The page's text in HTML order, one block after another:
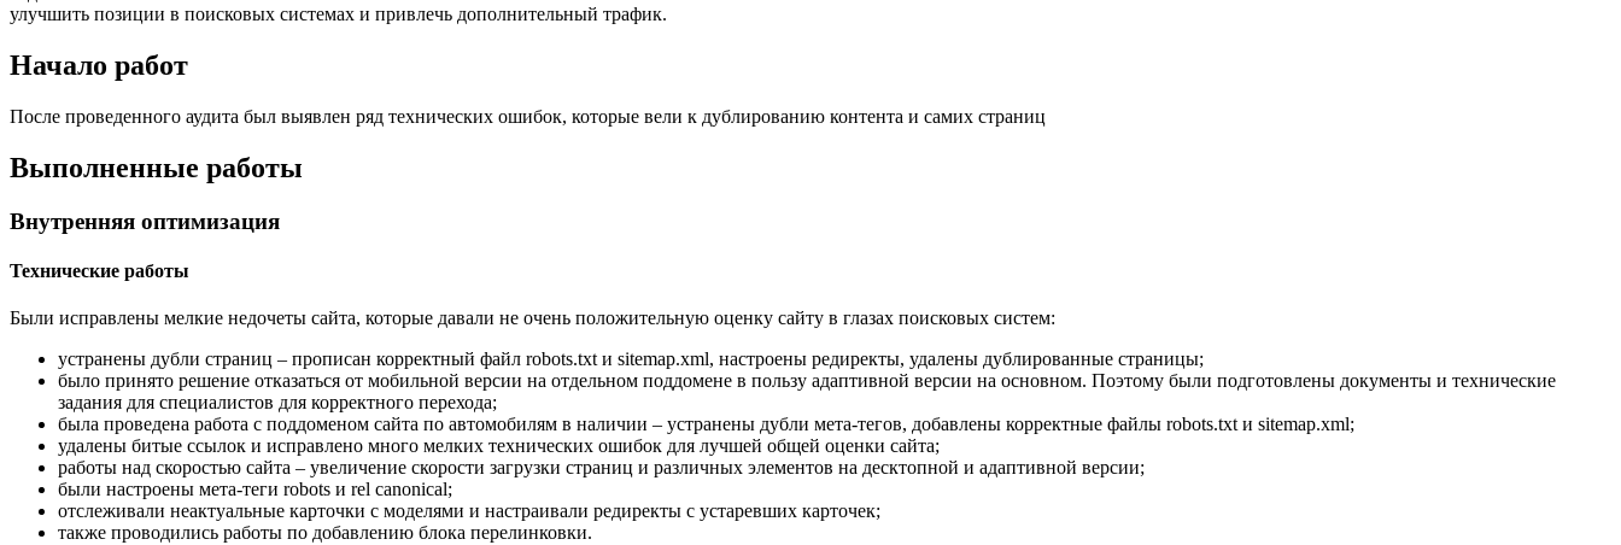
улучшить позиции в поисковых системах и привлечь дополнительный трафик.
Начало работ
После проведенного аудита был выявлен ряд технических ошибок, которые вели к дублированию контента и самих страниц
Выполненные работы
Внутренняя оптимизация
Технические работы
Были исправлены мелкие недочеты сайта, которые давали не очень положительную оценку сайту в глазах поисковых систем:
устранены дубли страниц – прописан корректный файл robots.txt и sitemap.xml, настроены редиректы, удалены дублированные страницы;
было принято решение отказаться от мобильной версии на отдельном поддомене в пользу адаптивной версии на основном. Поэтому были подготовлены документы и технические
задания для специалистов для корректного перехода;
была проведена работа с поддоменом сайта по автомобилям в наличии – устранены дубли мета-тегов, добавлены корректные файлы robots.txt и sitemap.xml;
удалены битые ссылок и исправлено много мелких технических ошибок для лучшей общей оценки сайта;
работы над скоростью сайта – увеличение скорости загрузки страниц и различных элементов на десктопной и адаптивной версии;
были настроены мета-теги robots и rel canonical;
отслеживали неактуальные карточки с моделями и настраивали редиректы с устаревших карточек;
также проводились работы по добавлению блока перелинковки.